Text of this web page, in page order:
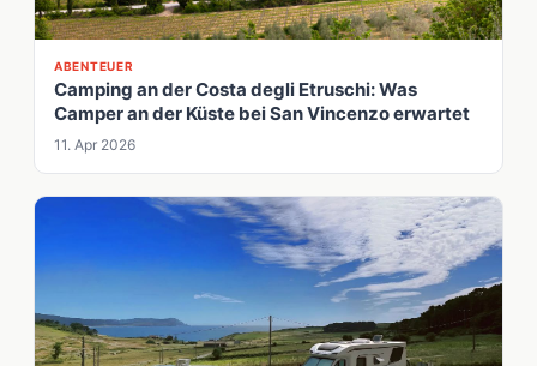
ABENTEUER
Camping an der Costa degli Etruschi: Was
Camper an der Küste bei San Vincenzo erwartet
11. Apr 2026